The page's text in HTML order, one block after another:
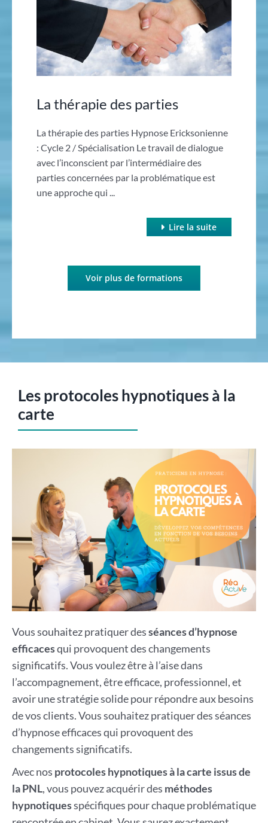
La thérapie des parties
La thérapie des parties Hypnose Ericksonienne
: Cycle 2 / Spécialisation Le travail de dialogue
avec l’inconscient par l’intermédiaire des
parties concernées par la problématique est
une approche qui ...
Lire la suite
Voir plus de formations
Les protocoles hypnotiques à la
carte
Vous souhaitez pratiquer desséances d’hypnose
efficacesqui provoquent des changements
significatifs. Vous voulez être à l’aise dans
l’accompagnement, être efficace, professionnel, et
avoir une stratégie solide pour répondre aux besoins
de vos clients. Vous souhaitez pratiquer des séances
d’hypnose efficaces qui provoquent des
changements significatifs.
Avec nos protocoles hypnotiques à la carte issus de
la PNL, vous pouvez acquérir des méthodes
hypnotiquesspécifiques pour chaque problématique